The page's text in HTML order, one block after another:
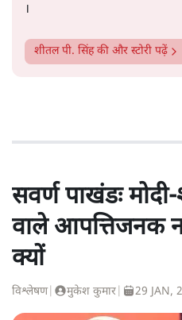
।
शीतल पी. सिंहकी और स्टोरी पढ़ें
सवर्ण पाखंडः
वाले आपत्तिजनक
क्यों
विश्लेषण| मुकेश कुमार 29 JAN,